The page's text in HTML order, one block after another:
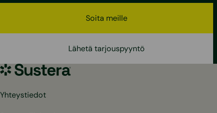
Soita meille
Lähetä tarjouspyyntö
Sustera
Yhteystiedot